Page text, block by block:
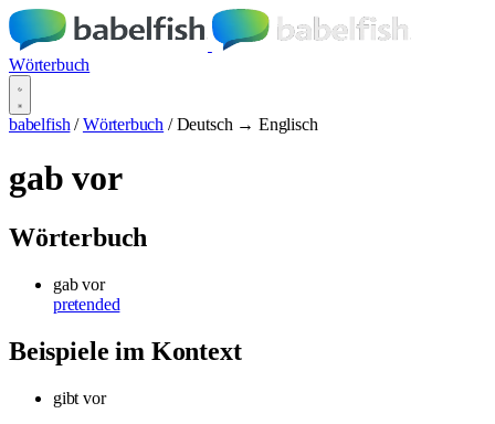
Wörterbuch
babelfish / Wörterbuch / Deutsch → Englisch
gab vor
Wörterbuch
gab vor
pretended
Beispiele im Kontext
gibt vor